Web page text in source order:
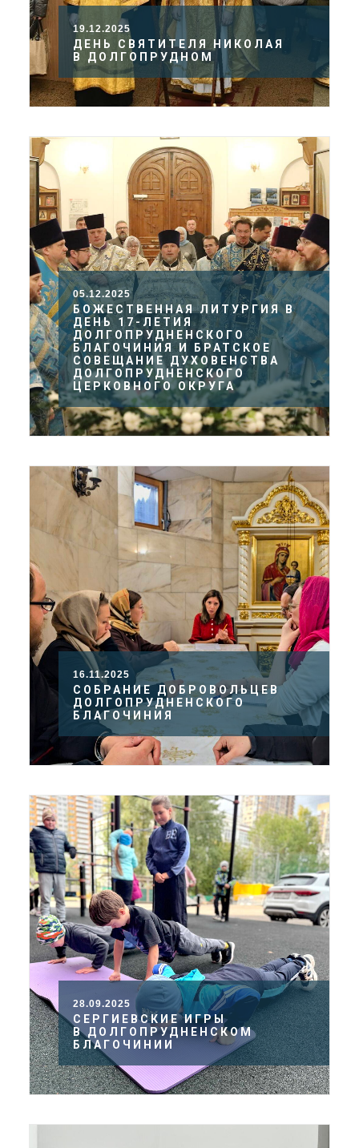
19.12.2025
ДЕНЬ СВЯТИТЕЛЯ НИКОЛАЯ
В ДОЛГОПРУДНОМ
05.12.2025
БОЖЕСТВЕННАЯ ЛИТУРГИЯ В
ДЕНЬ 17-ЛЕТИЯ
ДОЛГОПРУДНЕНСКОГО
БЛАГОЧИНИЯ И БРАТСКОЕ
СОВЕЩАНИЕ ДУХОВЕНСТВА
ДОЛГОПРУДНЕНСКОГО
ЦЕРКОВНОГО ОКРУГА
16.11.2025
СОБРАНИЕ ДОБРОВОЛЬЦЕВ
ДОЛГОПРУДНЕНСКОГО
БЛАГОЧИНИЯ
28.09.2025
СЕРГИЕВСКИЕ ИГРЫ
В ДОЛГОПРУДНЕНСКОМ
БЛАГОЧИНИИ